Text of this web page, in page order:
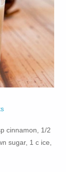
cinnamon, 1/2
sugar, 1 c ice,